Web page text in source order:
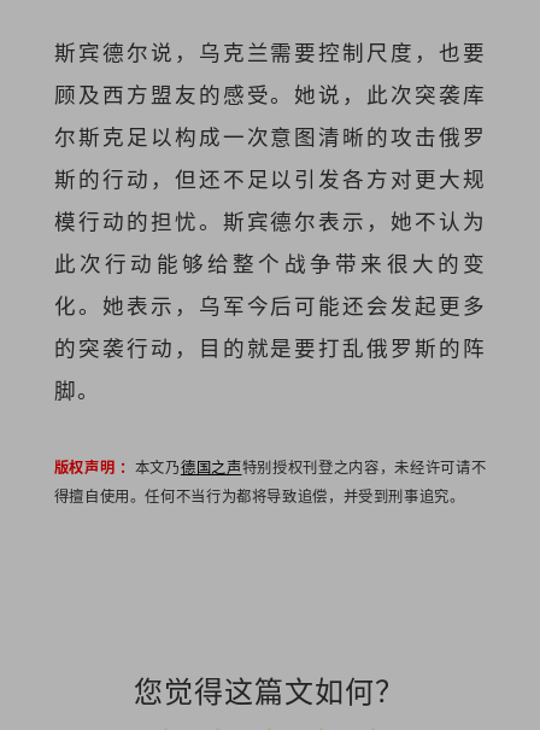
斯宾德尔说，乌克兰需要控制尺度，也要
顾及西方盟友的感受。她说，此次突袭库
尔斯克足以构成一次意图清晰的攻击俄罗
斯的行动，但还不足以引发各方对更大规
模行动的担忧。斯宾德尔表示，她不认为
此次行动能够给整个战争带来很大的变
化。她表示，乌军今后可能还会发起更多
的突袭行动，目的就是要打乱俄罗斯的阵
脚。
版权声明 ： 本文乃德国之声特别授权刊登之内容，未经许可请不
得擅自使用。任何不当行为都将导致追偿，并受到刑事追究。
您觉得这篇文如何？